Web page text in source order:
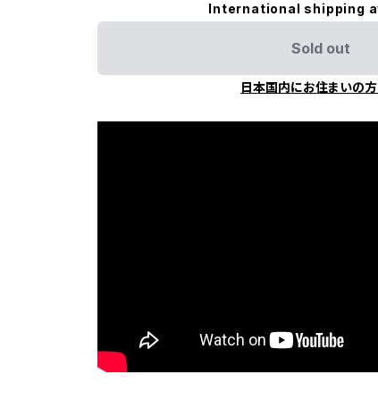
International shipping
Sold out
日本国内にお住まいの